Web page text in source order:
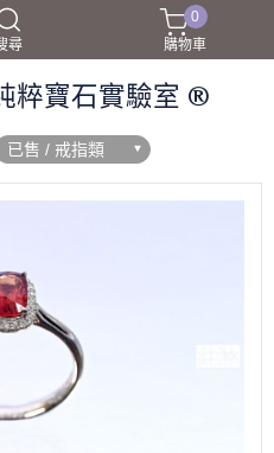
尋
0
購物車
粹寶石實驗室 ®
已售 / 戒指類